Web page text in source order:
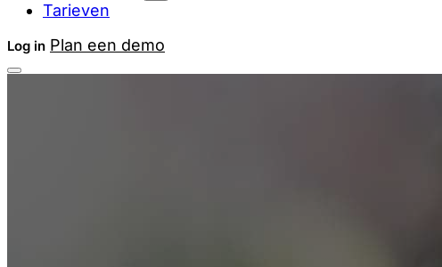
Tarieven
Log in Plan een demo